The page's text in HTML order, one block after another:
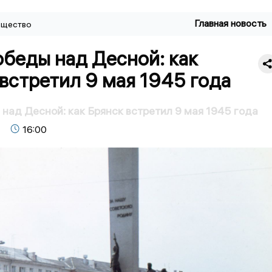
Главная новость
над Десной: как
9 мая 1945 года
Десной: как Брянск встретил 9 мая 1945 года
16:00